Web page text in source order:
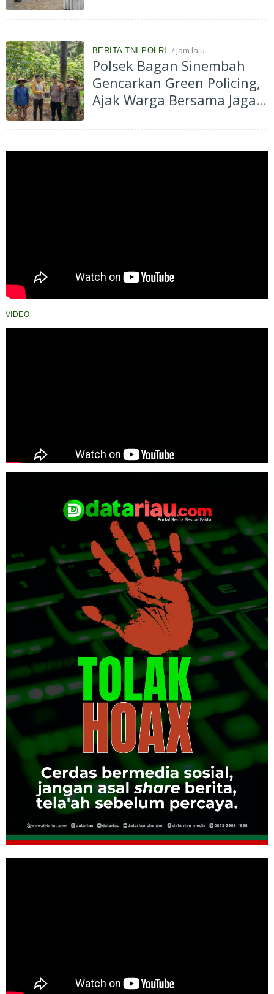
Masyarakat
BERITA TNI-POLRI 7 jam lalu
Polsek Bagan Sinembah
Gencarkan Green Policing,
Ajak Warga Bersama Jaga
VIDEO